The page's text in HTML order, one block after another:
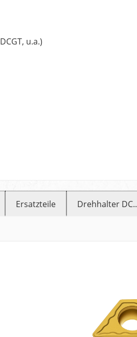
u.a.)
Ersatzteile Drehhalter DC..